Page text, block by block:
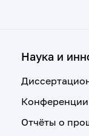
Наука и
Конференции
Отчёты о